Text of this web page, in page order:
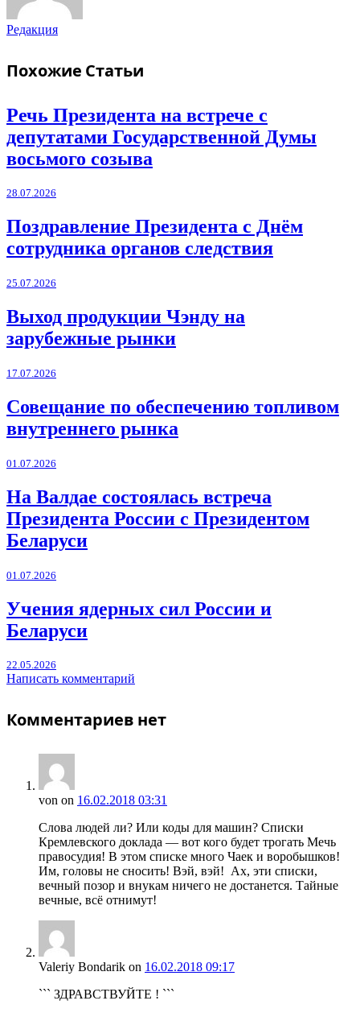
Редакция
Похожие Статьи
Речь Президента на встрече с
депутатами Государственной Думы
восьмого созыва
28.07.2026
Поздравление Президента с Днём
сотрудника органов следствия
25.07.2026
Выход продукции Чэнду на
зарубежные рынки
17.07.2026
Совещание по обеспечению топливом
внутреннего рынка
01.07.2026
На Валдае состоялась встреча
Президента России с Президентом
Беларуси
01.07.2026
Учения ядерных сил России и
Беларуси
22.05.2026
Написать комментарий
Комментариев нет
von on 16.02.2018 03:31
Слова людей ли? Или коды для машин? Списки
Кремлевского доклада — вот кого будет трогать Мечь
правосудия! В этом списке много Чаек и воробышков!
Им, головы не сносить! Вэй, вэй! Ах, эти списки,
вечный позор и внукам ничего не достанется. Тайные
вечные, всё отнимут!
Valeriy Bondarik on 16.02.2018 09:17
``` ЗДРАВСТВУЙТЕ ! ```